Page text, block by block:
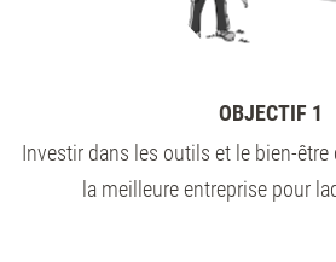
OBJECTIF 1
Investir dans les outils et le bien-
la meilleure entreprise pour